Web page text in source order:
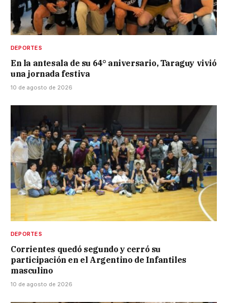
DEPORTES
En la antesala de su 64° aniversario, Taraguy vivió
una jornada festiva
10 de agosto de 2026
DEPORTES
Corrientes quedó segundo y cerró su
participación en el Argentino de Infantiles
masculino
10 de agosto de 2026